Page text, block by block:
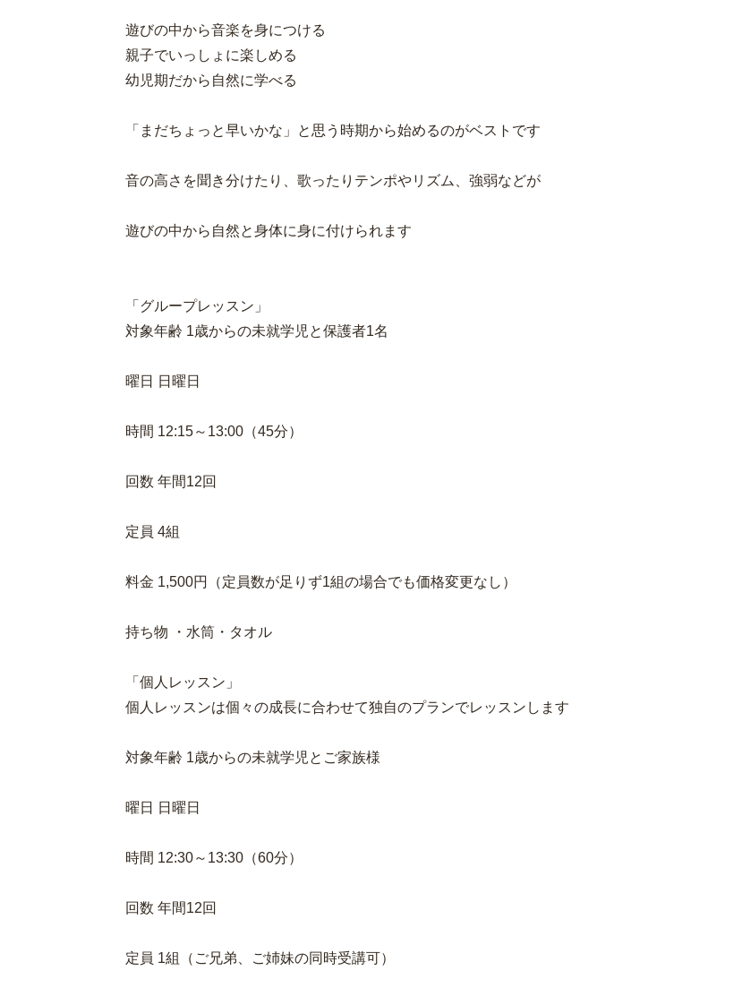
遊びの中から音楽を身につける
親子でいっしょに楽しめる
幼児期だから自然に学べる
「まだちょっと早いかな」と思う時期から始めるのがベストです
音の高さを聞き分けたり、歌ったりテンポやリズム、強弱などが
遊びの中から自然と身体に身に付けられます
「グループレッスン」
対象年齢 1歳からの未就学児と保護者1名
曜日 日曜日
時間 12:15～13:00（45分）
回数 年間12回
定員 4組
料金 1,500円（定員数が足りず1組の場合でも価格変更なし）
持ち物 ・水筒・タオル
「個人レッスン」
個人レッスンは個々の成長に合わせて独自のプランでレッスンします
対象年齢 1歳からの未就学児とご家族様
曜日 日曜日
時間 12:30～13:30（60分）
回数 年間12回
定員 1組（ご兄弟、ご姉妹の同時受講可）